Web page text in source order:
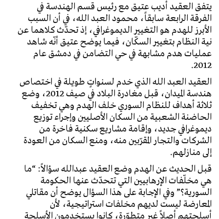
يتفق العقيد أديب عتيق مع رئيس قسم الهندسة في
الفرقة الرابعة سابقاً، محمود العبد الله، في أن السبب
الأبرز للهدم هو التغيير الديموغرافي، إذ تحدّث كلاهما عن
نية النظام بتغيير السكّان، فيما يوضح عتيق أنّه شاهد
عمليات هدم مشابهة في حي التضامن في دمشق عام
2012.
العقيد العبد الله الذي خدم لسنواتٍ طويلة في اختصاص
هندسة الميدان، قبل مغادرة البلاد في صيف 2012، وضع
ثلاثة أهداف للنظام السوري خلف الهدم وهي تخفيف
الحاضنة الشعبية من السكان الأصليين وإجراء توزيع
ديموغرافي جديد، وإقامة مشاريع سكنية فاخرة من
الشركات والتجار المقرّبين منه، ومنع السكان من العودة
إلى منازلهم.
قبل الحديث عن الهدم وضع العقيد عبدالله سؤالاً: “ما
هي مخلّفات الإرهابيين التي تتحدّث عنها الحكومة
السورية؟” وفي الإجابة على هذا السؤال يوضح أن مقاتلي
المعارضة ليست لديهم مخلفات استراتيجية، لأن
أسلحتهم أصلاً غير متطوّرة، كانوا يستخدمون الأسلحة